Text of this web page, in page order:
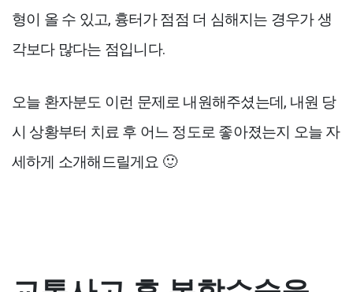
형이 올 수 있고, 흉터가 점점 더 심해지는 경우가 생
각보다 많다는 점입니다.
오늘 환자분도 이런 문제로 내원해주셨는데, 내원 당
시 상황부터 치료 후 어느 정도로 좋아졌는지 오늘 자
세하게 소개해드릴게요 🙂